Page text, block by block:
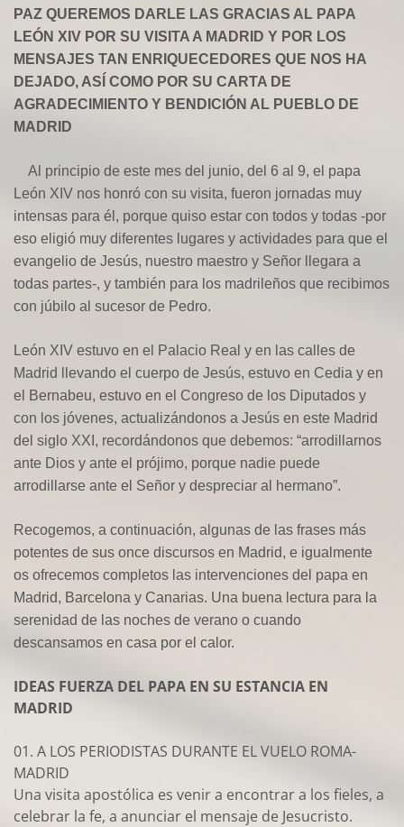
PAZ QUEREMOS DARLE LAS GRACIAS AL PAPA
LEÓN XIV POR SU VISITA A MADRID Y POR LOS
MENSAJES TAN ENRIQUECEDORES QUE NOS HA
DEJADO, ASÍ COMO POR SU CARTA DE
AGRADECIMIENTO Y BENDICIÓN AL PUEBLO DE
MADRID
Al principio de este mes del junio, del 6 al 9, el papa
León XIV nos honró con su visita, fueron jornadas muy
intensas para él, porque quiso estar con todos y todas -por
eso eligió muy diferentes lugares y actividades para que el
evangelio de Jesús, nuestro maestro y Señor llegara a
todas partes-, y también para los madrileños que recibimos
con júbilo al sucesor de Pedro.
León XIV estuvo en el Palacio Real y en las calles de
Madrid llevando el cuerpo de Jesús, estuvo en Cedia y en
el Bernabeu, estuvo en el Congreso de los Diputados y
con los jóvenes, actualizándonos a Jesús en este Madrid
del siglo XXI, recordándonos que debemos: “arrodillarnos
ante Dios y ante el prójimo, porque nadie puede
arrodillarse ante el Señor y despreciar al hermano”.
Recogemos, a continuación, algunas de las frases más
potentes de sus once discursos en Madrid, e igualmente
os ofrecemos completos las intervenciones del papa en
Madrid, Barcelona y Canarias. Una buena lectura para la
serenidad de las noches de verano o cuando
descansamos en casa por el calor.
IDEAS FUERZA DEL PAPA EN SU ESTANCIA EN
MADRID
01. A LOS PERIODISTAS DURANTE EL VUELO ROMA-
MADRID
Una visita apostólica es venir a encontrar a los fieles, a
celebrar la fe, a anunciar el mensaje de Jesucristo.